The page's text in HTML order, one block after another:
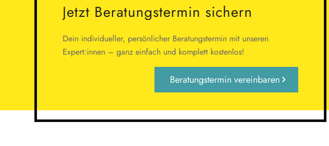
Jetzt Beratungstermin sichern
Dein individueller, persönlicher Beratungstermin mit unseren
Expert:innen – ganz einfach und komplett kostenlos!
Beratungstermin vereinbaren